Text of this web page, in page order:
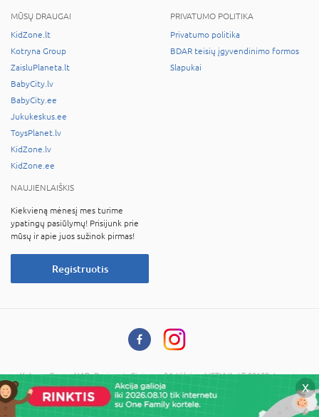
X
MŪSŲ DRAUGAI
KidZone.lt
Kotryna Group
ZaisluPlaneta.lt
BabyCity.lv
BabyCity.ee
Jukukeskus.ee
ToysPlanet.lv
KidZone.lv
KidZone.ee
PRIVATUMO POLITIKA
Privatumo politika
BDAR teisių įgyvendinimo formos
Slapukai
NAUJIENLAIŠKIS
Kiekvieną mėnesį mes turime
ypatingų pasiūlymų! Prisijunk prie
mūsų ir apie juos sužinok pirmas!
Registruotis
Kotryna Group, UAB, Dariaus ir Girėno g. 34, Vilnius, LIETUVA, LT-02189, Įmonės
kodas: 121673734, PVM kodas: LT216737314
© 2026 Visos teisės saugomos. Kopijuoti informaciją be administracijos sutikimo